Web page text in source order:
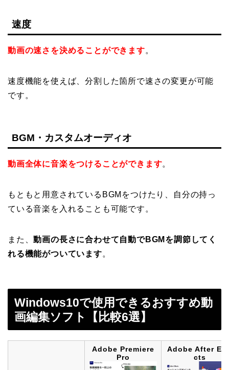
速度
動画の速さを決めることができます。
速度機能を使えば、分割した箇所で速さの変更が可能
です。
BGM・カスタムオーディオ
動画全体に音楽をつけることができます。
もともと用意されているBGMをつけたり、自分の持っ
ている音楽を入れることも可能です。
また、動画の長さに合わせて自動でBGMを調節してく
れる機能がついています。
Windows10で使用できるおすすめ動
画編集ソフト【比較6選】
Adobe Premiere
Pro
Adobe After
cts